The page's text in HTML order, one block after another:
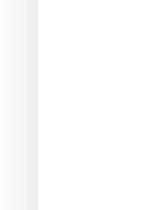
Ce
Le
Ne